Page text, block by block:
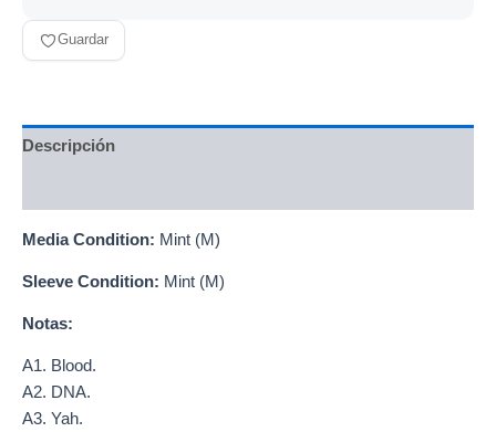
Guardar
Descripción
Media Condition: Mint (M)
Sleeve Condition: Mint (M)
Notas:
A1. Blood.
A2. DNA.
A3. Yah.